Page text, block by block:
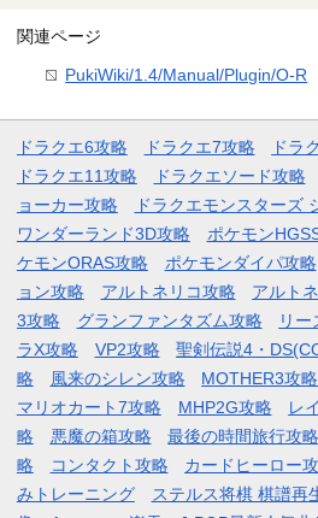
関連ページ
PukiWiki/1.4/Manual/Plugin/O-R
ドラクエ6攻略 ドラクエ7攻略 ドラ
ドラクエ11攻略
ドラクエソード攻略
ョーカー攻略
ドラクエモンスターズ
ワンダーランド3D攻略
ポケモン
ケモンORAS攻略
ポケモンダイパ攻略
ョン攻略
アルトネリコ攻略 アルト
3攻略
グランファンタズム攻略 リ
ラX攻略
VP2攻略 聖剣伝説4・
略
風来のシレン攻略 MOTHER3攻略
マリオカート7攻略
MHP2G攻略
レ
略
悪魔の箱攻略 最後の時間旅行攻略
略
コンタクト攻略 カードヒーロー
みトレーニング
ステルス将棋 棋譜再